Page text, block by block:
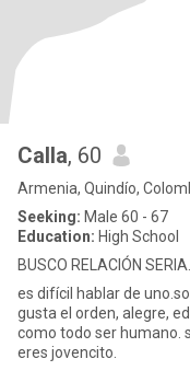
Calla, 60
Armenia, Quindío,
Seeking: Male 60 - 67
Education: High School
BUSCO RELACIÓN
es difícil hablar de
gusta el orden, alegre,
como todo ser humano.
eres jovencito.